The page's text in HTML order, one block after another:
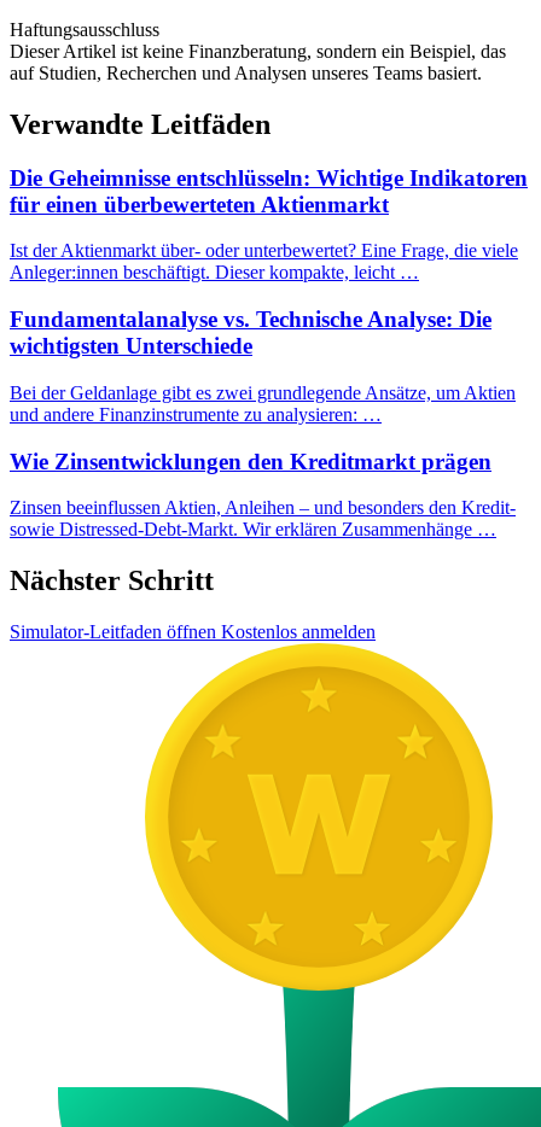
Haftungsausschluss
Dieser Artikel ist keine Finanzberatung, sondern ein Beispiel, das
auf Studien, Recherchen und Analysen unseres Teams basiert.
Verwandte Leitfäden
Die Geheimnisse entschlüsseln: Wichtige Indikatoren
für einen überbewerteten Aktienmarkt
Ist der Aktienmarkt über- oder unterbewertet? Eine Frage, die viele
Anleger:innen beschäftigt. Dieser kompakte, leicht …
Fundamentalanalyse vs. Technische Analyse: Die
wichtigsten Unterschiede
Bei der Geldanlage gibt es zwei grundlegende Ansätze, um Aktien
und andere Finanzinstrumente zu analysieren: …
Wie Zinsentwicklungen den Kreditmarkt prägen
Zinsen beeinflussen Aktien, Anleihen – und besonders den Kredit-
sowie Distressed-Debt-Markt. Wir erklären Zusammenhänge …
Nächster Schritt
Simulator-Leitfaden öffnen Kostenlos anmelden